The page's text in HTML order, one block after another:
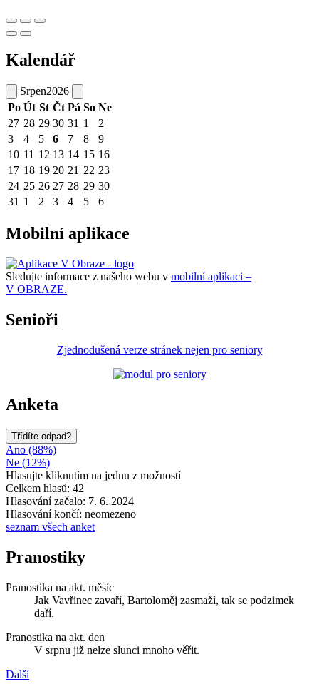
Kalendář
Srpen2026
Po Út St Čt Pá So Ne
27 28 29 30 31 1
2
3
4 5 6 7 8
9
10 11 12 13 14 15 16
17 18 19 20 21 22 23
24 25 26 27 28 29 30
31 1 2 3 4 5 6
Mobilní aplikace
Sledujte informace z našeho webu v mobilní aplikaci –
V OBRAZE.
Senioři
Zjednodušená verze stránek nejen pro seniory
Anketa
Třídíte odpad?
Ano (88%)
Ne (12%)
Hlasujte kliknutím na jednu z možností
Celkem hlasů: 42
Hlasování začalo: 7. 6. 2024
Hlasování končí: neomezeno
seznam všech anket
Pranostiky
Pranostika na akt. měsíc
Jak Vavřinec zavaří, Bartoloměj zasmaží, tak se podzimek
daří.
Pranostika na akt. den
V srpnu již nelze slunci mnoho věřit.
Další